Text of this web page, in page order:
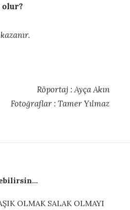
olur?
Röportaj : Ayça Akın
Fotoğraflar : Tamer Yılmaz
OLMAK SALAK OLMAYI